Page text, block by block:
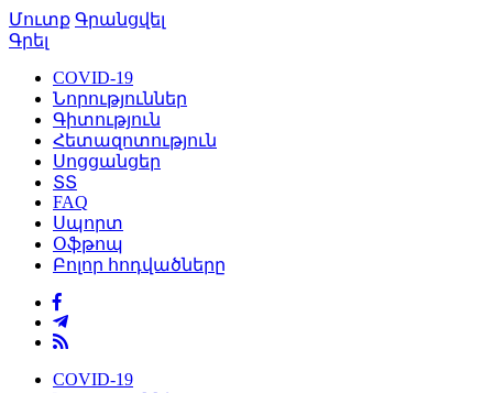
Մուտք Գրանցվել
Գրել
COVID-19
Նորություններ
Գիտություն
Հետազոտություն
Սոցցանցեր
ՏՏ
FAQ
Սպորտ
Օֆթոպ
Բոլոր հոդվածները
COVID-19